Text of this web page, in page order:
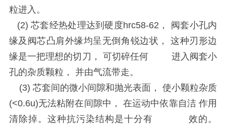
粒进入。
(2)芯套经热处理达到硬度hrc58-62 ， 阀套小孔内
缘及阀芯凸肩外缘均呈无倒角锐边状， 这种刃形边
缘是一把理想的切刀， 可切碎任何 进入阀套小
孔的杂质颗粒， 并由气流带走。
(3) 芯套间的微小间隙和抛光表面， 使小颗粒杂质
(<0.6u)无法粘附在间隙中， 在运动中依靠自洁 作用
清除掉。这种抗污染结构是十分有 效的。